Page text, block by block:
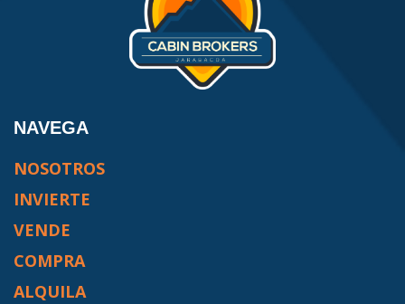
NAVEGA
NOSOTROS
INVIERTE
VENDE
COMPRA
ALQUILA